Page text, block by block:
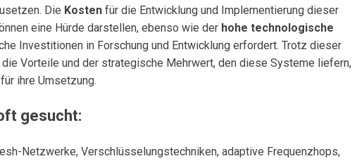
Die Kosten für die Entwicklung und Implementierung dieser
eine Hürde darstellen, ebenso wie der hohe technologische
Investitionen in Forschung und Entwicklung erfordert. Trotz dieser
Vorteile und der strategische Mehrwert, den diese Systeme liefern,
ihre Umsetzung.
gesucht:
Netzwerke, Verschlüsselungstechniken, adaptive Frequenzhops,